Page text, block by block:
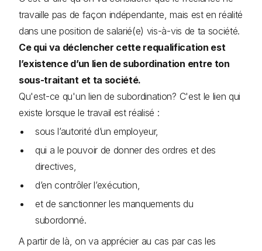
travaille pas de façon indépendante, mais est en réalité
dans une position de salarié(e) vis-à-vis de ta société.
Ce qui va déclencher cette requalification est
l’existence d’un lien de subordination entre ton
sous-traitant et ta société.
Qu'est-ce qu'un lien de subordination? C'est le lien qui
existe lorsque le travail est réalisé :
sous l’autorité d’un employeur,
qui a le pouvoir de donner des ordres et des
directives,
d’en contrôler l’exécution,
et de sanctionner les manquements du
subordonné.
A partir de là, on va apprécier au cas par cas les